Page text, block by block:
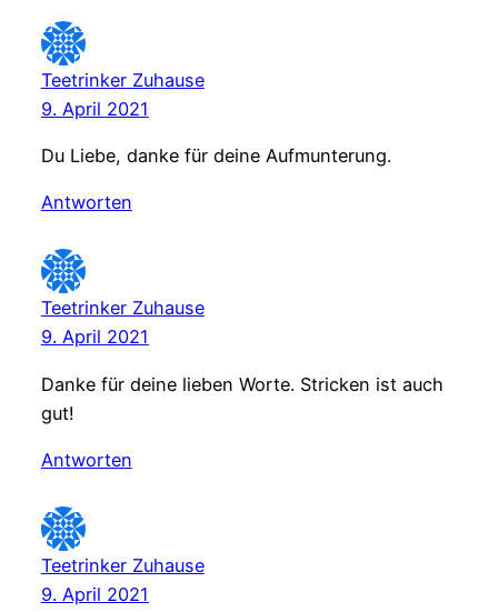
Teetrinker Zuhause
9. April 2021
Du Liebe, danke für deine Aufmunterung.
Antworten
Teetrinker Zuhause
9. April 2021
Danke für deine lieben Worte. Stricken ist auch
gut!
Antworten
Teetrinker Zuhause
9. April 2021